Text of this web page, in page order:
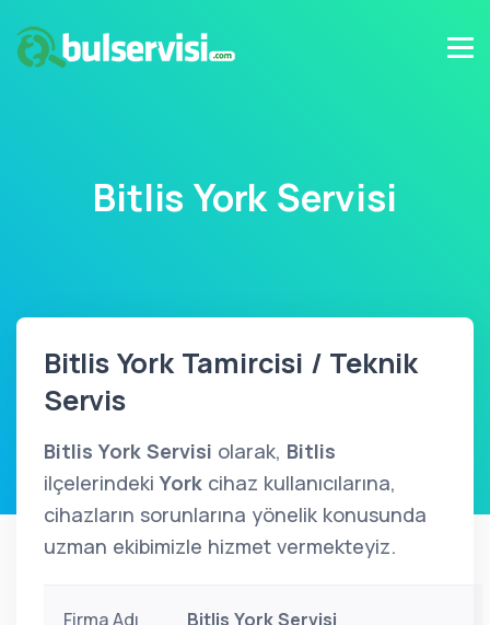
Bitlis York Servisi
Bitlis York Tamircisi / Teknik
Servis
Bitlis York Servisi olarak, Bitlis
ilçelerindeki York cihaz kullanıcılarına,
cihazların sorunlarına yönelik konusunda
uzman ekibimizle hizmet vermekteyiz.
Firma Adı Bitlis York Servisi